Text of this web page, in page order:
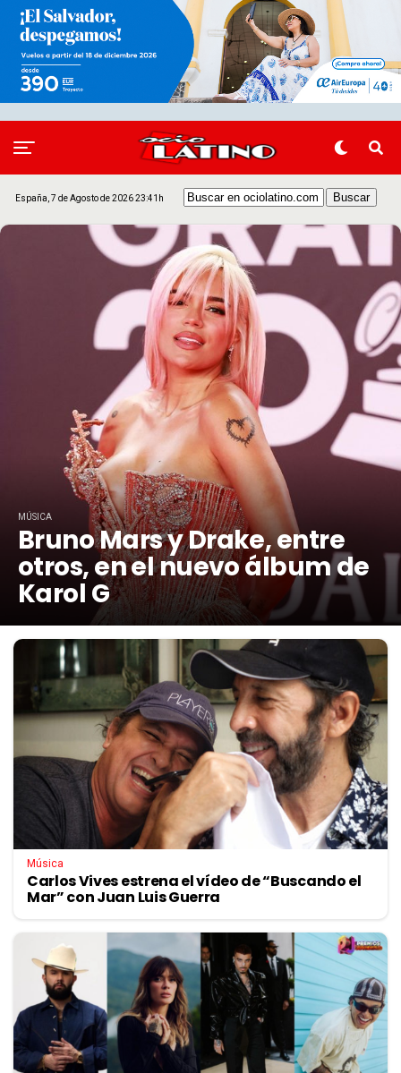
España, 7 de Agosto de 2026 23:41h
MÚSICA
Bruno Mars y Drake, entre
otros, en el nuevo álbum de
Karol G
Música
Carlos Vives estrena el vídeo de “Buscando el
Mar” con Juan Luis Guerra